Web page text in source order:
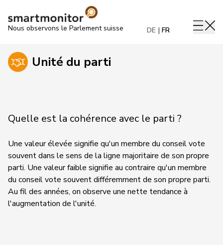
Nous observons le Parlement suisse DE FR
Unité du parti
Quelle est la cohérence avec le parti ?
Une valeur élevée signifie qu'un membre du conseil vote
souvent dans le sens de la ligne majoritaire de son propre
parti. Une valeur faible signifie au contraire qu'un membre
du conseil vote souvent différemment de son propre parti.
Au fil des années, on observe une nette tendance à
l'augmentation de l'unité.